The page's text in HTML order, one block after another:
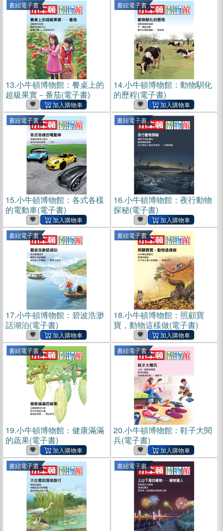
書紐電子書
13.小牛頓博物館：餐桌上的
超級果實－番茄(電子書)
書紐電子書
14.小牛頓博物館：動物馴化
的歷程(電子書)
書紐電子書
15.小牛頓博物館：各式各樣
的電動車(電子書)
書紐電子書
16.小牛頓博物館：夜行動物
探秘(電子書)
書紐電子書
17.小牛頓博物館：碧波浩渺
話湖泊(電子書)
書紐電子書
18.小牛頓博物館：照顧寶
寶，動物這樣做(電子書)
書紐電子書
19.小牛頓博物館：健康滿滿
的蔬果(電子書)
書紐電子書
20.小牛頓博物館：鞋子大閱
兵(電子書)
書紐電子書 書紐電子書